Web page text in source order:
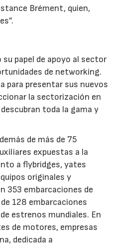
Brément, quien,
papel de apoyo al sector
de networking.
para presentar sus nuevos
la sectorización en
toda la gama y
de más de 75
expuestas a la
a flybridges, yates
originales y
353 embarcaciones de
128 embarcaciones
estrenos mundiales. En
de motores, empresas
dedicada a